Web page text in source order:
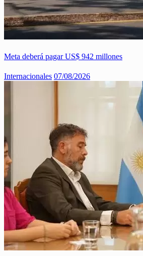
Meta deberá pagar US$ 942 millones
Internacionales 07/08/2026